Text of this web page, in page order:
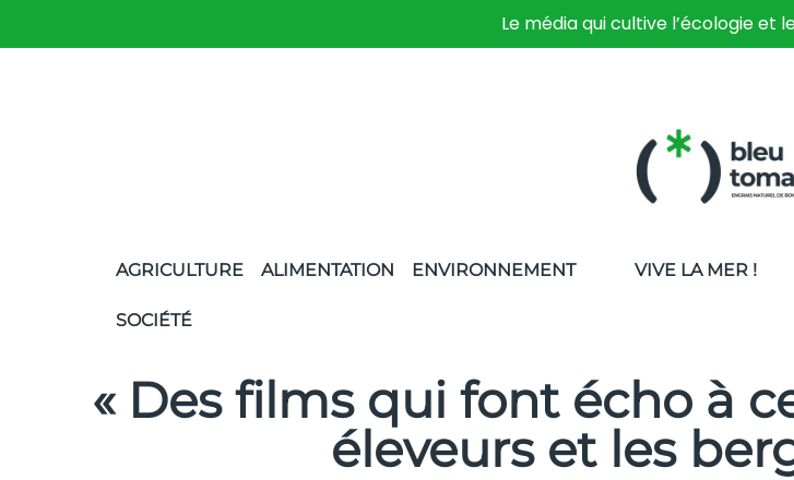
Le média qui cultive l’écologie et
AGRICULTURE ALIMENTATION ENVIRONNEMENT
SOCIÉTÉ
VIVE LA MER !
« Des films qui font écho à
éleveurs et les